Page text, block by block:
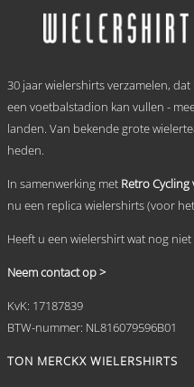
30 jaar wielershirts verzamelen,
een voetbalstadion kan vullen -
landen. Van bekende grote
heden.
In samenwerking met Retro
nu een replica wielershirts (voor
Heeft u een wielershirt wat nog
Neem contact op >
KvK: 17187839
BTW-nummer: NL816079596B01
TON MERCKX WIELERSHIRTS